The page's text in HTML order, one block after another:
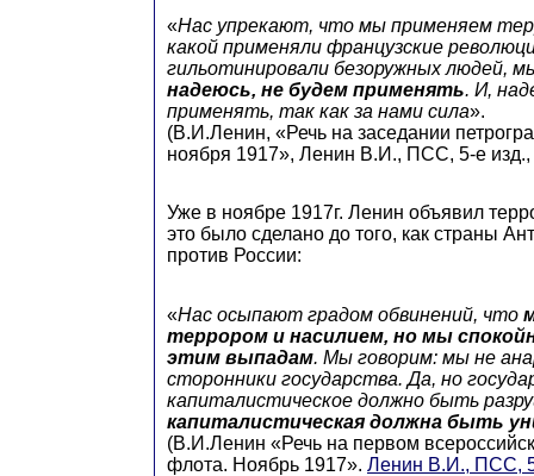
«Нас упрекают, что мы применяем
какой применяли французские
гильотинировали безоружных людей,
надеюсь, не будем применять. И,
применять, так как за нами сила».
(В.И.Ленин, «Речь на заседании
ноября 1917», Ленин В.И., ПСС, 5-е изд.,
Уже в ноябре 1917г. Ленин объявил
это было сделано до того, как страны
против России:
«Нас осыпают градом обвинений, что
террором и насилием, но мы
этим выпадам. Мы говорим: мы не
сторонники государства. Да, но
капиталистическое должно быть
капиталистическая должна быть
(В.И.Ленин «Речь на первом
флота. Ноябрь 1917». Ленин В.И., ПСС,